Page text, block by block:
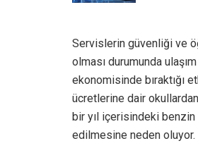
Servislerin güvenliği ve
olması durumunda
ekonomisinde bıraktığı
ücretlerine dair
bir yıl içerisindeki benzin
edilmesine neden oluyor.